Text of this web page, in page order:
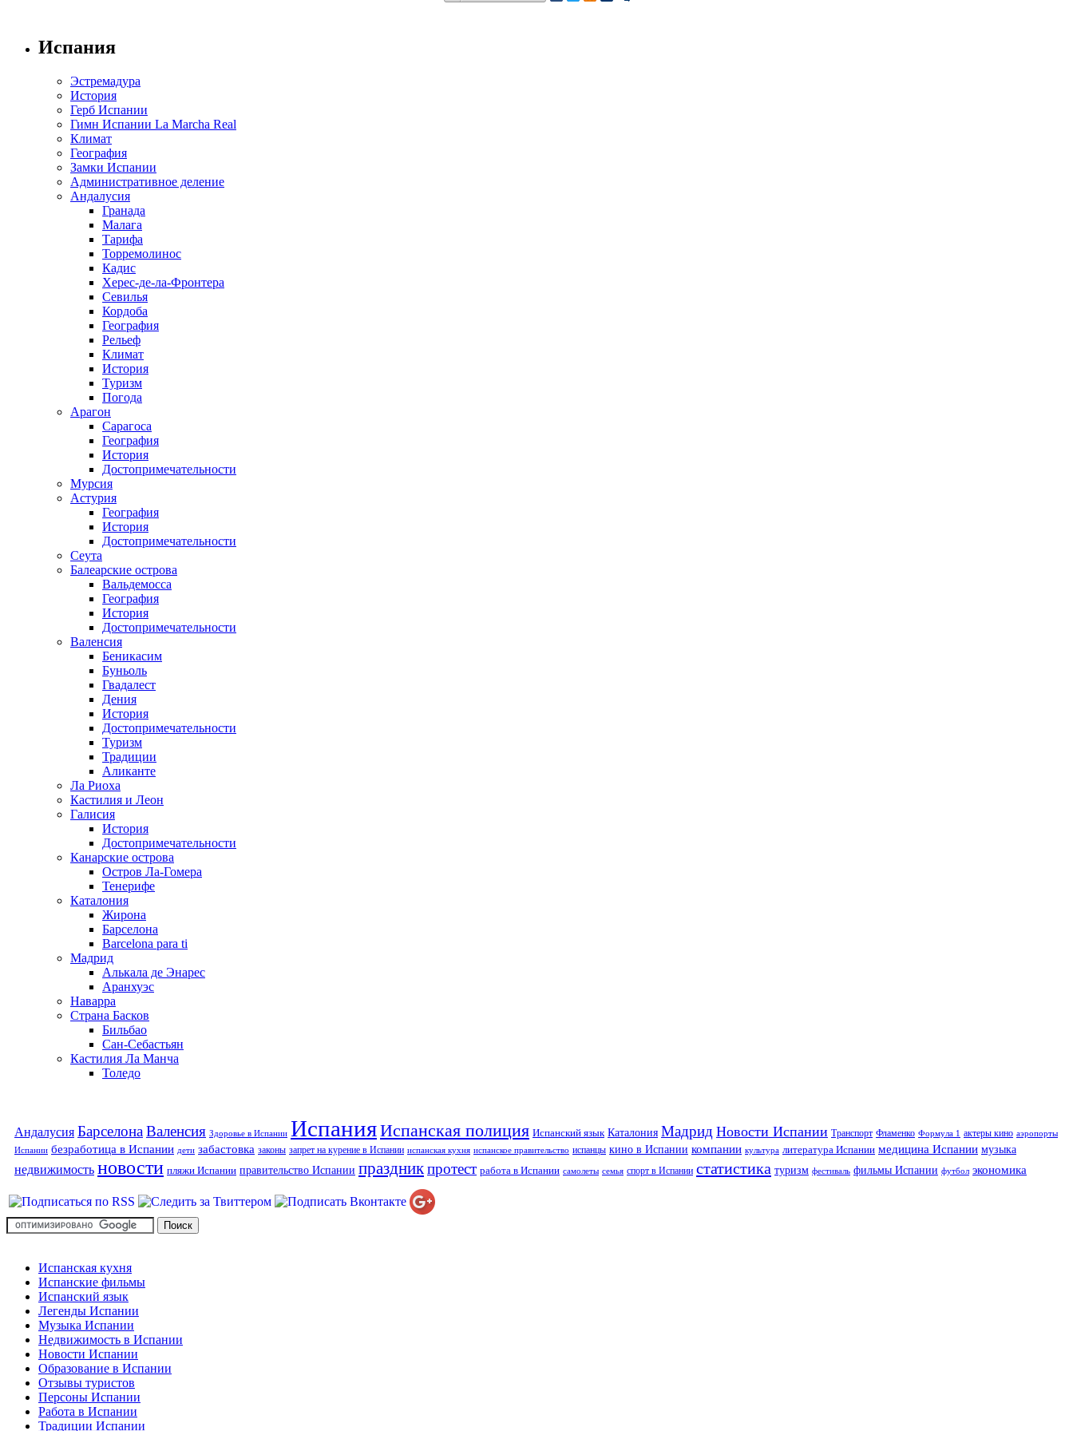
Испания
Эстремадура
История
Герб Испании
Гимн Испании La Marcha Real
Климат
География
Замки Испании
Административное деление
Андалусия
Гранада
Малага
Тарифа
Торремолинос
Кадис
Херес-де-ла-Фронтера
Севилья
Кордоба
География
Рельеф
Климат
История
Туризм
Погода
Арагон
Сарагоса
География
История
Достопримечательности
Мурсия
Астурия
География
История
Достопримечательности
Сеута
Балеарские острова
Вальдемосса
География
История
Достопримечательности
Валенсия
Беникасим
Буньоль
Гвадалест
Дения
История
Достопримечательности
Туризм
Традиции
Аликанте
Ла Риоха
Кастилия и Леон
Галисия
История
Достопримечательности
Канарские острова
Остров Ла-Гомера
Тенерифе
Каталония
Жирона
Барселона
Barcelona para ti
Мадрид
Алькала де Энарес
Аранхуэс
Наварра
Страна Басков
Бильбао
Сан-Себастьян
Кастилия Ла Манча
Толедо
Андалусия БарселонаВаленсия Здоровье в Испании ИспанияИспанская полиция Испанский язык Каталония Мадрид Новости Испании Транспорт Фламенко Формула 1 актеры кино аэропорты
Испании безработица в Испании дети забастовка законы запрет на курение в Испании испанская кухня испанское правительство испанцы кино в Испании компании культура литература Испании медицина Испании музыка
недвижимость новости пляжи Испании правительство Испании праздникпротест работа в Испании самолеты семья спорт в Испании статистика туризм фестиваль фильмы Испании футбол экономика
Испанская кухня
Испанские фильмы
Испанский язык
Легенды Испании
Музыка Испании
Недвижимость в Испании
Новости Испании
Образование в Испании
Отзывы туристов
Персоны Испании
Работа в Испании
Традиции Испании